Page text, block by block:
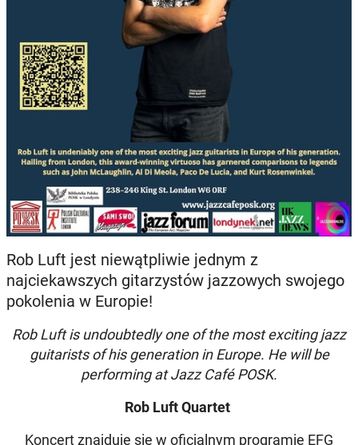
Rob Luft jest niewątpliwie jednym z
najciekawszych gitarzystów jazzowych swojego
pokolenia w Europie!
Rob Luft is undoubtedly one of the most exciting jazz
guitarists of his generation in Europe. He will be
performing at Jazz Café POSK.
Rob Luft Quartet
Koncert znajduje się w oficjalnym programie EFG